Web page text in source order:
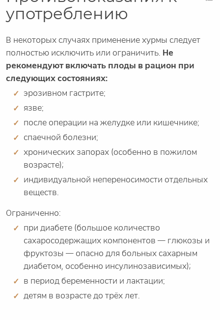
употреблению
В некоторых случаях применение хурмы следует
полностью исключить или ограничить. Не
рекомендуют включать плоды в рацион при
следующих состояниях:
эрозивном гастрите;
язве;
после операции на желудке или кишечнике;
спаечной болезни;
хронических запорах (особенно в пожилом
возрасте);
индивидуальной непереносимости отдельных
веществ.
Ограниченно:
при диабете (большое количество
сахаросодержащих компонентов — глюкозы и
фруктозы — опасно для больных сахарным
диабетом, особенно инсулинозависимых);
в период беременности и лактации;
детям в возрасте до трёх лет.